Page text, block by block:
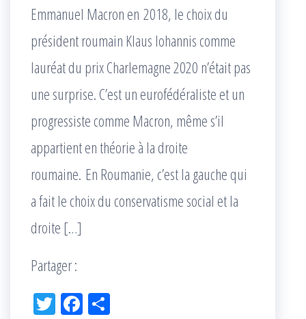
Emmanuel Macron en 2018, le choix du
président roumain Klaus Iohannis comme
lauréat du prix Charlemagne 2020 n’était pas
une surprise. C’est un eurofédéraliste et un
progressiste comme Macron, même s’il
appartient en théorie à la droite
roumaine. En Roumanie, c’est la gauche qui
a fait le choix du conservatisme social et la
droite […]
Partager :
Tw Fac